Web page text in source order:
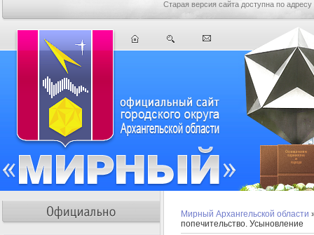
Старая версия сайта доступна по адресу
Мирный Архангельской области
попечительство. Усыновление